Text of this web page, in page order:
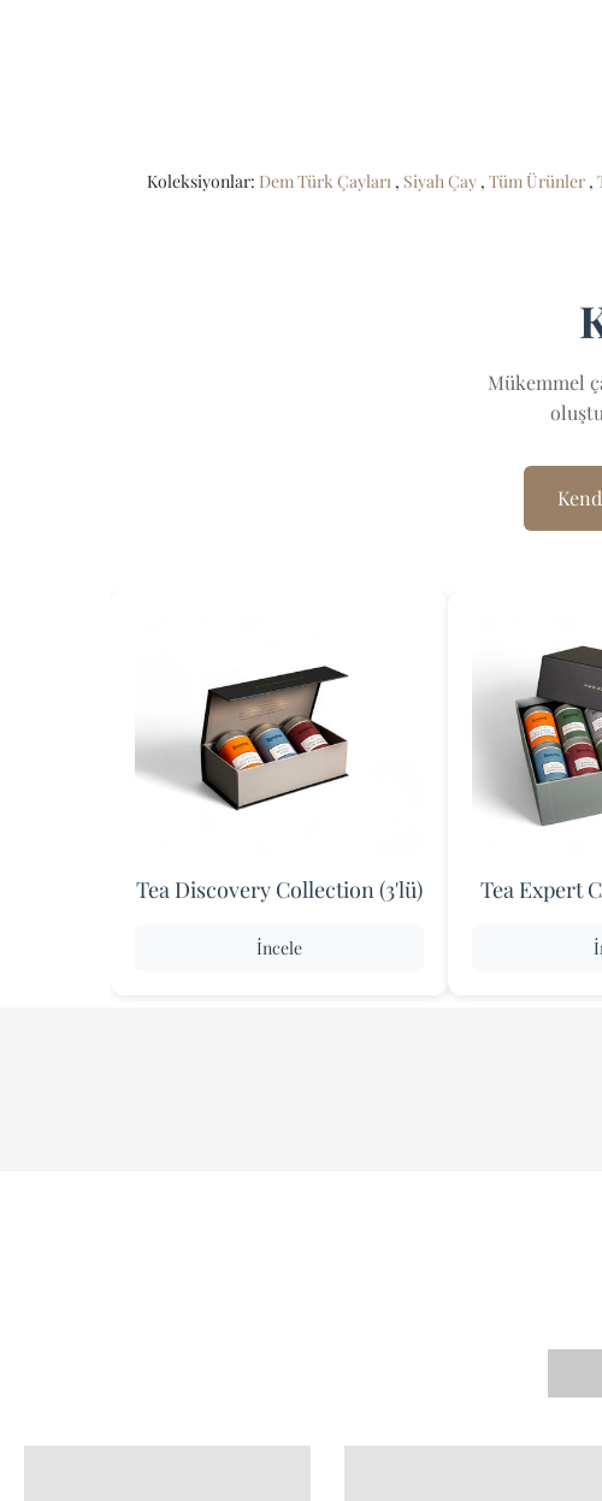
Koleksiyonlar: Dem Türk Çayları , Siyah Çay , Tüm Ürünler ,
Mükemmel
Tea Discovery Collection (3'lü)
İncele
Tea Expert